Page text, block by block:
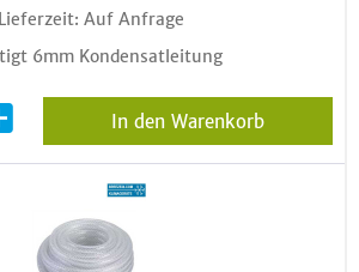
Lieferzeit: Auf Anfrage
6mm Kondensatleitung
In den Warenkorb